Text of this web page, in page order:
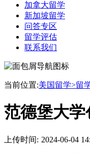
加拿大留学
新加坡留学
问答专区
留学评估
联系我们
当前位置:美国留学>留
范德堡大
上传时间: 2024-06-04